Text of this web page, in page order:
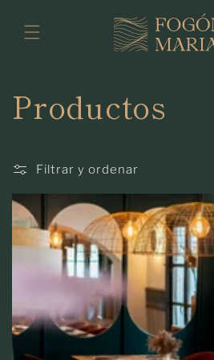
al contenido
C
l
e
c
c
i
Productos
Filtrar y ordenar